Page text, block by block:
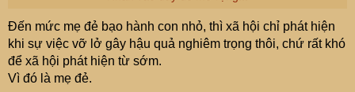
người ở độ tuổi lớn hơn (thanh thiếu niên, người trưởng
thành) bị người trong gia đình đánh đập, cư xử tàn nhẫn.
Bạn trai xiên bạn gái, bạn gái cắn bạn trai, chồng đập vợ,
vợ xử chồng,...đầy luôn
Đến mức mẹ đẻ bạo hành con nhỏ, thì xã hội chỉ phát hiện
khi sự việc vỡ lở gây hậu quả nghiêm trọng thôi, chứ rất khó
để xã hội phát hiện từ sớm.
Vì đó là mẹ đẻ.